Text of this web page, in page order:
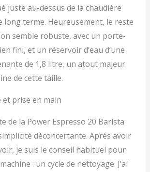
inoxydable.
juste au-dessus de la chaudière
long terme. Heureusement, le reste
semble robuste, avec un porte-
fini, et un réservoir d’eau d’une
de 1,8 litre, un atout majeur
de cette taille.
et prise en main
de la Power Espresso 20 Barista
déconcertante. Après avoir
je suis le conseil habituel pour
: un cycle de nettoyage. J’ai